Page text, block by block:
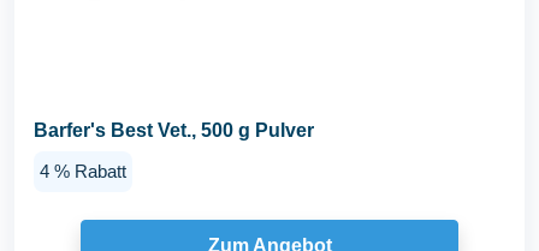
Barfer's Best Vet., 500 g Pulver
4 % Rabatt
Zum Angebot